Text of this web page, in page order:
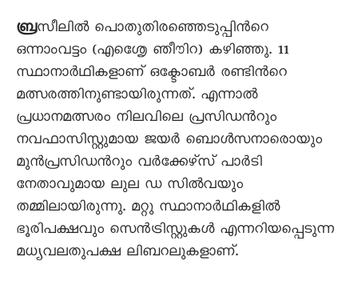
ബ്രസീലില്‍ പൊതുതിരഞ്ഞെടുപ്പിന്‍റെ
ഒന്നാംവട്ടം (എശൃെേ ഞീൗിറ) കഴിഞ്ഞു. 11
സ്ഥാനാര്‍ഥികളാണ് ഒക്ടോബര്‍ രണ്ടിന്‍റെ
മത്സരത്തിനുണ്ടായിരുന്നത്. എന്നാല്‍
പ്രധാനമത്സരം നിലവിലെ പ്രസിഡന്‍റും
നവഫാസിസ്റ്റുമായ ജയര്‍ ബൊള്‍സനാരൊയും
മുന്‍പ്രസിഡന്‍റും വര്‍ക്കേഴ്സ് പാര്‍ടി
നേതാവുമായ ലുല ഡ സില്‍വയും
തമ്മിലായിരുന്നു. മറ്റു സ്ഥാനാര്‍ഥികളില്‍
ഭൂരിപക്ഷവും സെന്‍ട്രിസ്റ്റുകള്‍ എന്നറിയപ്പെടുന്ന
മധ്യവലതുപക്ഷ ലിബറലുകളാണ്.